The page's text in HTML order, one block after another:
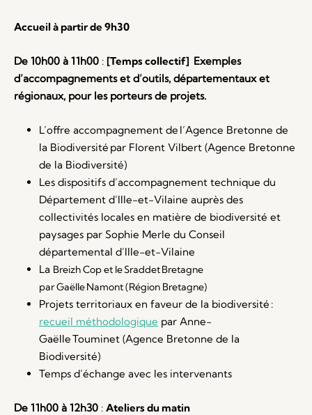
Accueil à partir de 9h30
De 10h00 à 11h00 : [Temps collectif] Exemples
d’accompagnements et d’outils, départementaux et
régionaux, pour les porteurs de projets.
L’offre accompagnement de l’Agence Bretonne de
la Biodiversité par Florent Vilbert (Agence Bretonne
de la Biodiversité)
Les dispositifs d’accompagnement technique du
Département d’Ille-et-Vilaine auprès des
collectivités locales en matière de biodiversité et
paysages par Sophie Merle du Conseil
départemental d’Ille-et-Vilaine
La BreizhCop et leSraddetBretagne
parGaëlleNamont(Région Bretagne)
Projets territoriaux en faveur de la biodiversité :
recueil méthodologique par Anne-
GaëlleTouminet (Agence Bretonne de la
Biodiversité)
Temps d’échange avec les intervenants
De 11h00 à 12h30 : Ateliers du matin